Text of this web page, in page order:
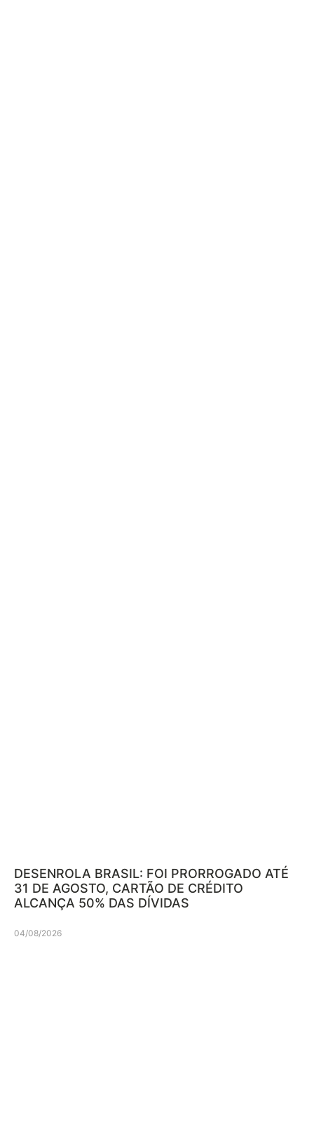
DESENROLA BRASIL: FOI PRORROGADO ATÉ
31 DE AGOSTO, CARTÃO DE CRÉDITO
ALCANÇA 50% DAS DÍVIDAS
04/08/2026